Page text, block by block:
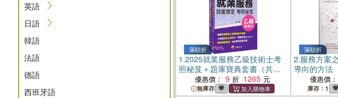
英語
日語
韓語
法語
德語
西班牙語
滿額折
1.2025就業服務乙級技術士考
照秘笈＋題庫寶典套書（共二
優惠價： 9 1265
無庫存
滿額折
2.服務方案
導向的方法
優惠價：
庫存：1